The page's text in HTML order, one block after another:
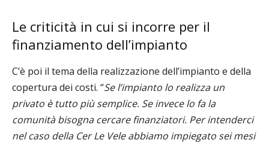
Le criticità in cui si incorre per il
finanziamento dell’impianto
C’è poi il tema della realizzazione dell’impianto e della
copertura dei costi. “Se l’impianto lo realizza un
privato è tutto più semplice. Se invece lo fa la
comunità bisogna cercare finanziatori. Per intenderci
nel caso della Cer Le Vele abbiamo impiegato sei mesi